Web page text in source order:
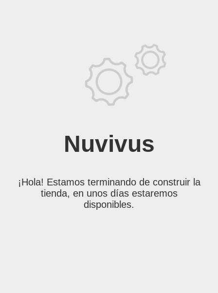
Nuvivus
¡Hola! Estamos terminando de construir la
tienda, en unos días estaremos
disponibles.